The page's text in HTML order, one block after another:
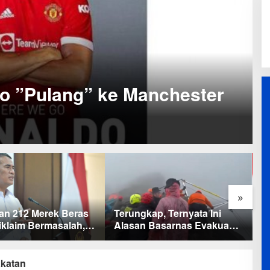
”Pulang” ke Manchester
»
Ternyata Ini
Evakuasi
Tanpa
Baru KelarPolemik 4 Pulau
Sumut-Aceh, Muncul Klaim
43 Pulau RI yang Kini dalam